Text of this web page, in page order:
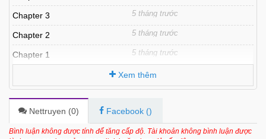
Chapter 3 5 tháng trước
Chapter 2 5 tháng trước
Chapter 1 5 tháng trước
Xem thêm
Nettruyen (0) Facebook ()
Bình luận không được tính để tăng cấp độ. Tài khoản không bình luận được